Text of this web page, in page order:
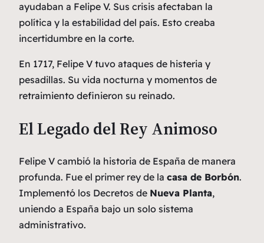
ayudaban a Felipe V. Sus crisis afectaban la
política y la estabilidad del país. Esto creaba
incertidumbre en la corte.
En 1717, Felipe V tuvo ataques de histeria y
pesadillas. Su vida nocturna y momentos de
retraimiento definieron su reinado.
El Legado del Rey Animoso
Felipe V cambió la historia de España de manera
profunda. Fue el primer rey de la casa de Borbón.
Implementó los Decretos de Nueva Planta,
uniendo a España bajo un solo sistema
administrativo.